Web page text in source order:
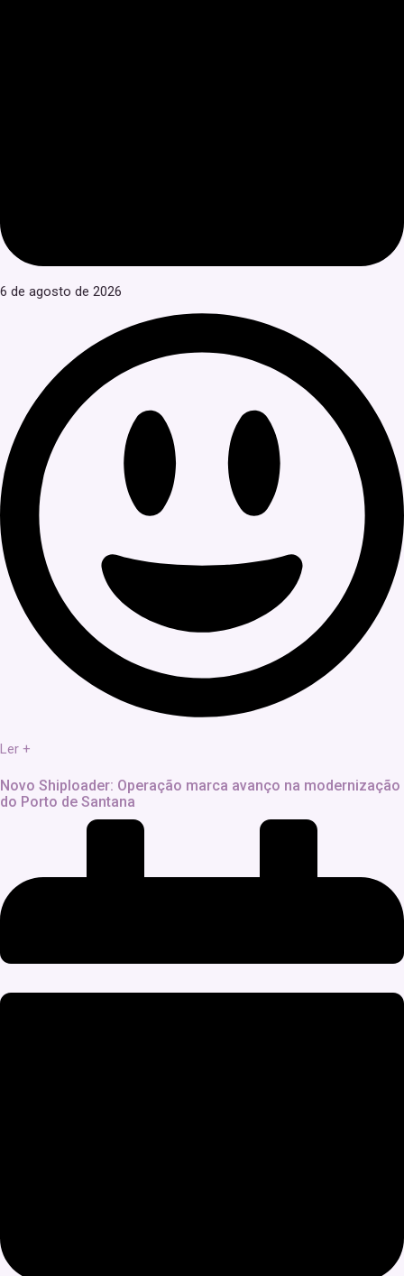
6 de agosto de 2026
Ler +
Novo Shiploader: Operação marca avanço na modernização
do Porto de Santana